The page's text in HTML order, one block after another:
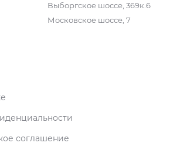
соглашение
Выборгское шоссе, 369к.6
Московское шоссе, 7